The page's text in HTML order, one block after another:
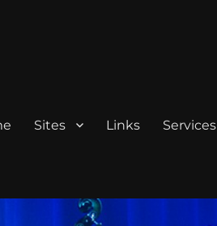
Sites Links Services